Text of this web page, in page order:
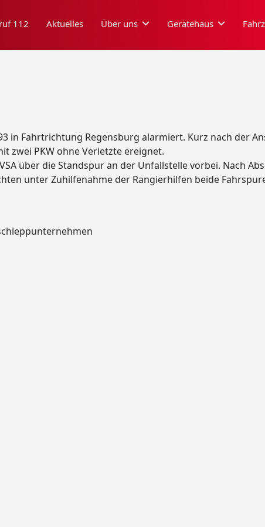
112 Aktuelles Über uns Gerätehaus
in Fahrtrichtung Regensburg alarmiert. Kurz nach der
zwei PKW ohne Verletzte ereignet.
über die Standspur an der Unfallstelle vorbei. Nach
unter Zuhilfenahme der Rangierhilfen beide